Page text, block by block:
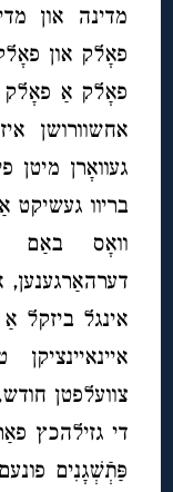
מדינה און
פאָלק און
פאָלק אַ פאָלק
אחשוורושן
געוואָרן מיטן
בריוו געשיקט
וואָס באַם
דערהאַרגענען,
אינגל ביזקל
צוועלפטן
די גזילהכץ
פַּתְֿשְׁגָנִים